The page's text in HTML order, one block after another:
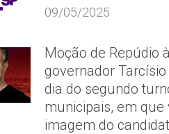
09/05/2025
Moção de Repúdio
governador
dia do segundo
municipais, em que
imagem do